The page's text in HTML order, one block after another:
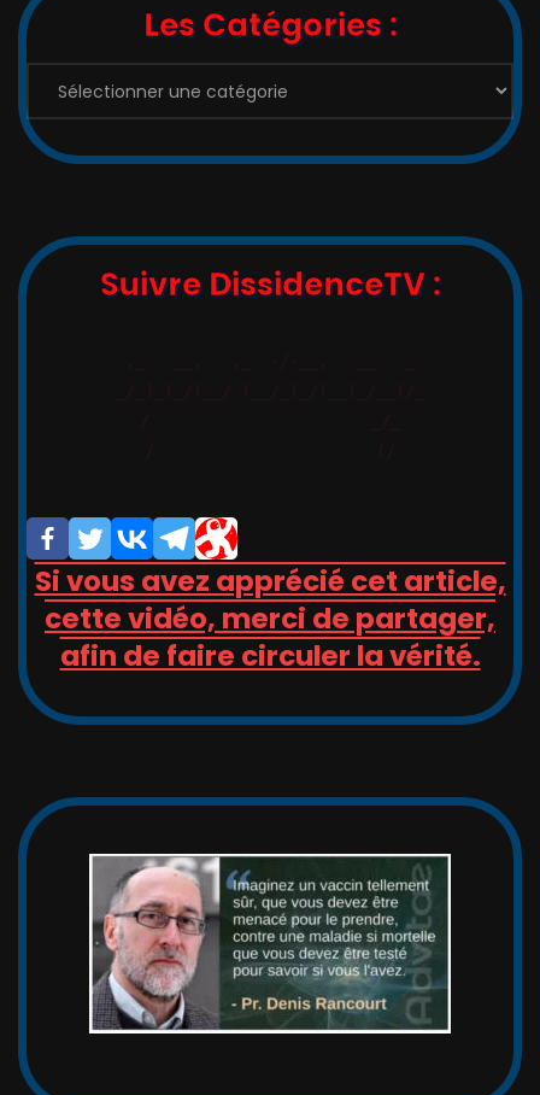
Les Catégories :
Catégories
Suivre DissidenceTV :
Si vous avez apprécié cet article,
cette vidéo, merci de partager,
afin de faire circuler la vérité.